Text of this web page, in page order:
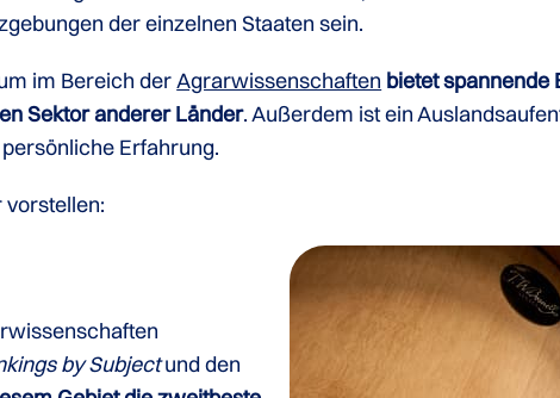
der einzelnen Staaten sein.
im Bereich derAgrarwissenschaften bietet spannende
Sektor anderer Länder. Außerdem ist ein
Erfahrung.
by Subjectund den